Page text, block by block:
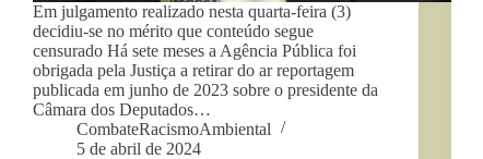
Em julgamento realizado nesta quarta-feira (3)
decidiu-se no mérito que conteúdo segue
censurado Há sete meses a Agência Pública foi
obrigada pela Justiça a retirar do ar reportagem
publicada em junho de 2023 sobre o presidente da
Câmara dos Deputados…
CombateRacismoAmbiental
5 de abril de 2024